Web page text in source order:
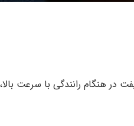
هنگام رانندگی با سرعت بالا،